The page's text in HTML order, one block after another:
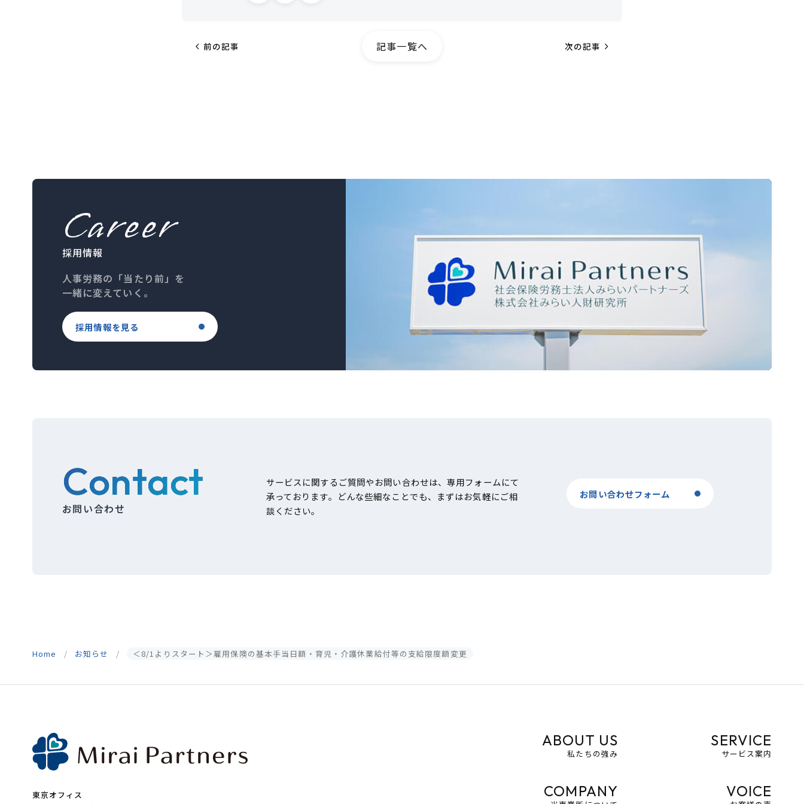
chevron_left 前の記事 記事一覧へ 次の記事 navigate_next
Career
採用情報
人事労務の「当たり前」を
一緒に変えていく。
採用情報を見る
Contact
お問い合わせ
サービスに関するご質問やお問い合わせは、専用フォームにて
承っております。どんな些細なことでも、まずはお気軽にご相
談ください。
お問い合わせフォーム
Home お知らせ ＜8/1よりスタート＞雇用保険の基本手当日額・育児・介護休業給付等の支給限度額変更
東京オフィス
ABOUT US
私たちの強み
SERVICE
サービス案内
COMPANY VOICE